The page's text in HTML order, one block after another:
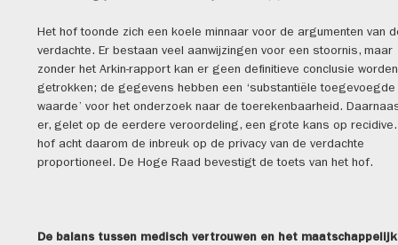
Het hof toonde zich een koele minnaar voor de argumenten van
verdachte. Er bestaan veel aanwijzingen voor een stoornis, maar
zonder het Arkin-rapport kan er geen definitieve conclusie worden
getrokken; de gegevens hebben een ‘substantiële toegevoegde
waarde’ voor het onderzoek naar de toerekenbaarheid.
er, gelet op de eerdere veroordeling, een grote kans op
hof acht daarom de inbreuk op de privacy van de verdachte
proportioneel. De Hoge Raad bevestigt de toets van het hof.
De balans tussen medisch vertrouwen en het maatschappelijk